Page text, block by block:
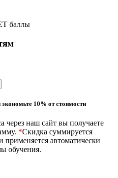
работа
и ОТ
и
в
баллы
10% от стоимости
через наш сайт вы получаете
*Скидка суммируется
применяется автоматически
обучения.